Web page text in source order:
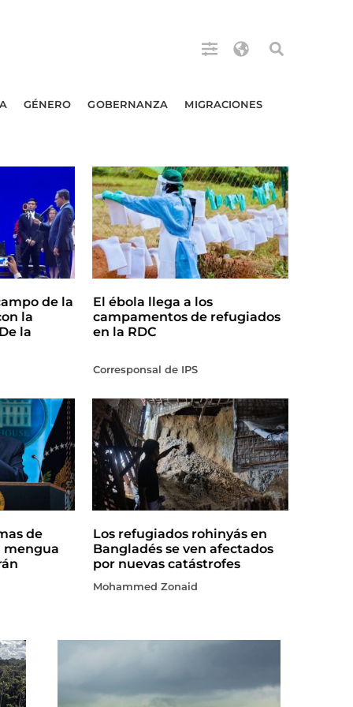
GÉNERO GOBERNANZA MIGRACIONES
de la
la
la
El ébola llega a los
campamentos de refugiados
en la RDC
Corresponsal de IPS
de
mengua
Los refugiados rohinyás en
Bangladés se ven afectados
por nuevas catástrofes
Mohammed Zonaid